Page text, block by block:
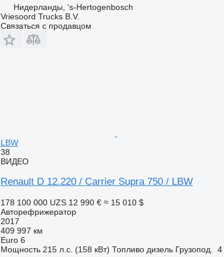
Нидерланды, 's-Hertogenbosch
Vriesoord Trucks B.V.
Связаться с продавцом
LBW
38
ВИДЕО
Renault D 12.220 / Carrier Supra 750 / LBW
178 100 000 UZS 12 990 € ≈ 15 010 $
Авторефрижератор
2017
409 997 км
Euro 6
Мощность 215 л.с. (158 кВт) Топливо дизель Грузопод. 4